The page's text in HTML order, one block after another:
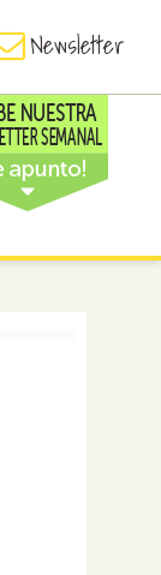
Newsletter